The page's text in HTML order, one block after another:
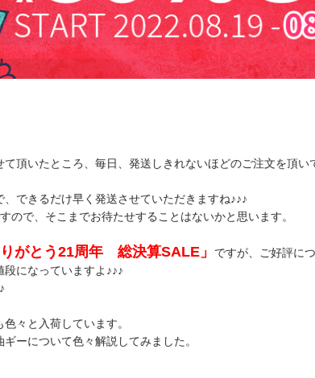
頂いたところ、毎日、発送しきれないほどのご注文を頂い
できるだけ早く発送させていただきますね♪♪♪
ので、そこまでお待たせすることはないかと思います。
りがとう21周年 総決算SALE」
ですが、ご好評に
になっていますよ♪♪♪
々と入荷しています。
ーについて色々解説してみました。